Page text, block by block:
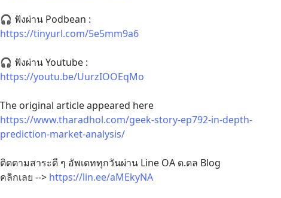
🎧 ฟังผ่าน Podbean :
https://tinyurl.com/5e5mm9a6
🎧 ฟังผ่าน Youtube :
https://youtu.be/UurzIOOEqMo
The original article appeared here
https://www.tharadhol.com/geek-story-ep792-in-depth-
prediction-market-analysis/
ติดตามสาระดี ๆ อัพเดททุกวันผ่าน Line OA ด.ดล Blog
คลิกเลย --> https://lin.ee/aMEkyNA